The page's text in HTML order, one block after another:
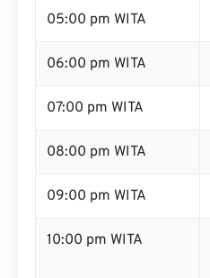
05:00 pm WITA
06:00 pm WITA
07:00 pm WITA
08:00 pm WITA
09:00 pm WITA
10:00 pm WITA